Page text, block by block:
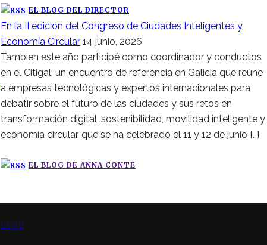
EL BLOG DEL DIRECTOR
En la II edición del Congreso de Ciudades Inteligentes y
Economía Circular 14 junio, 2026
Tambien este año participé como coordinador y conductos
en el Citigal; un encuentro de referencia en Galicia que reúne
a empresas tecnológicas y expertos internacionales para
debatir sobre el futuro de las ciudades y sus retos en
transformación digital, sostenibilidad, movilidad inteligente y
economía circular, que se ha celebrado el 11 y 12 de junio […]
EL BLOG DE ANNA CONTE